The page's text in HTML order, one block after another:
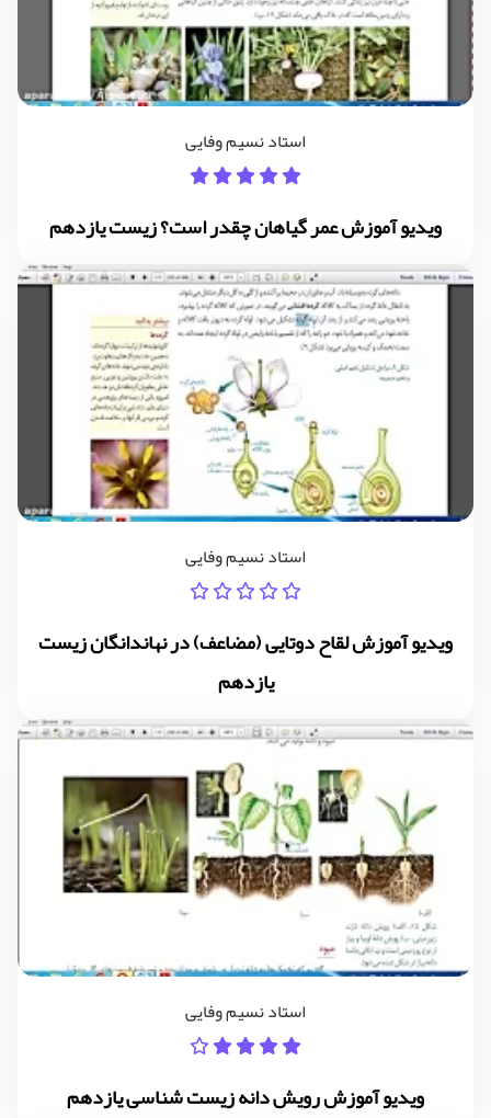
استاد نسیم وفایی
ویدیو آموزش عمر گیاهان چقدر است؟ زیست یازدهم
استاد نسیم وفایی
ویدیو آموزش لقاح دوتایی (مضاعف) در نهاندانگان زیست
یازدهم
استاد نسیم وفایی
ویدیو آموزش رویش دانه زیست شناسی یازدهم